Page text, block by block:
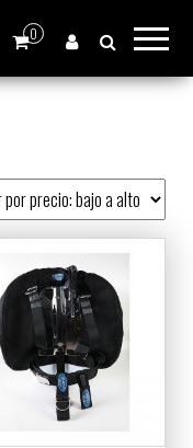
0
bajo a alto